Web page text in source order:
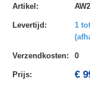
Artikel :
Levertijd :
1
Verzendkosten: 0
Prijs: €